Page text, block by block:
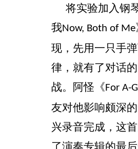
将实验加入钢
我Now, Both of Me
现，先用一只手
律，就有了对话
战。阿怪《For A-
友对他影响颇深
兴录音完成，这
了演奏专辑的最